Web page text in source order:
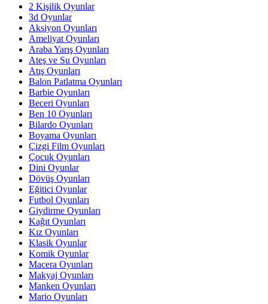
2 Kişilik Oyunlar
3d Oyunlar
Aksiyon Oyunları
Ameliyat Oyunları
Araba Yarış Oyunları
Ateş ve Su Oyunları
Atış Oyunları
Balon Patlatma Oyunları
Barbie Oyunları
Beceri Oyunları
Ben 10 Oyunları
Bilardo Oyunları
Boyama Oyunları
Çizgi Film Oyunları
Çocuk Oyunları
Dini Oyunlar
Dövüş Oyunları
Eğitici Oyunlar
Futbol Oyunları
Giydirme Oyunları
Kağıt Oyunları
Kız Oyunları
Klasik Oyunlar
Komik Oyunlar
Macera Oyunları
Makyaj Oyunları
Manken Oyunları
Mario Oyunları